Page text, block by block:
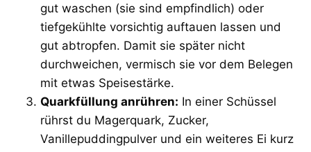
gut waschen (sie sind empfindlich) oder
tiefgekühlte vorsichtig auftauen lassen und
gut abtropfen. Damit sie später nicht
durchweichen, vermisch sie vor dem Belegen
mit etwas Speisestärke.
Quarkfüllung anrühren: In einer Schüssel
rührst du Magerquark, Zucker,
Vanillepuddingpulver und ein weiteres Ei kurz